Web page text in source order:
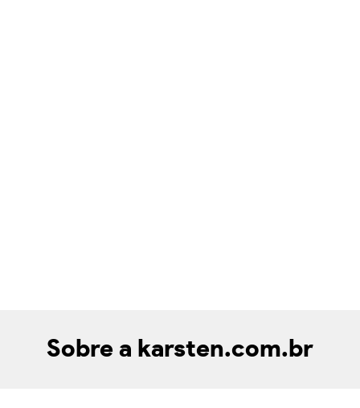
Sobre a karsten.com.br